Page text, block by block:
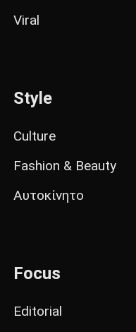
Viral
Style
Culture
Fashion & Beauty
Αυτοκίνητο
Focus
Editorial